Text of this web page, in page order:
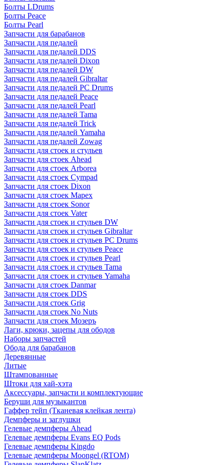
Болты LDrums
Болты Peace
Болты Pearl
Запчасти для барабанов
Запчасти для педалей
Запчасти для педалей DDS
Запчасти для педалей Dixon
Запчасти для педалей DW
Запчасти для педалей Gibraltar
Запчасти для педалей PC Drums
Запчасти для педалей Peace
Запчасти для педалей Pearl
Запчасти для педалей Tama
Запчасти для педалей Trick
Запчасти для педалей Yamaha
Запчасти для педалей Zowag
Запчасти для стоек и стульев
Запчасти для стоек Ahead
Запчасти для стоек Arborea
Запчасти для стоек Cympad
Запчасти для стоек Dixon
Запчасти для стоек Mapex
Запчасти для стоек Sonor
Запчасти для стоек Vater
Запчасти для стоек и стульев DW
Запчасти для стоек и стульев Gibraltar
Запчасти для стоек и стульев PC Drums
Запчасти для стоек и стульев Peace
Запчасти для стоек и стульев Pearl
Запчасти для стоек и стульев Tama
Запчасти для стоек и стульев Yamaha
Запчасти для стоек Danmar
Запчасти для стоек DDS
Запчасти для стоек Grig
Запчасти для стоек No Nuts
Запчасти для стоек Мозеръ
Лаги, крюки, зацепы для ободов
Наборы запчастей
Обода для барабанов
Деревянные
Литые
Штампованные
Штоки для хай-хэта
Аксессуары, запчасти и комплектующие
Беруши для музыкантов
Гаффер тейп (Тканевая клейкая лента)
Демпферы и заглушки
Гелевые демпферы Ahead
Гелевые демпферы Evans EQ Pods
Гелевые демпферы Kingdo
Гелевые демпферы Moongel (RTOM)